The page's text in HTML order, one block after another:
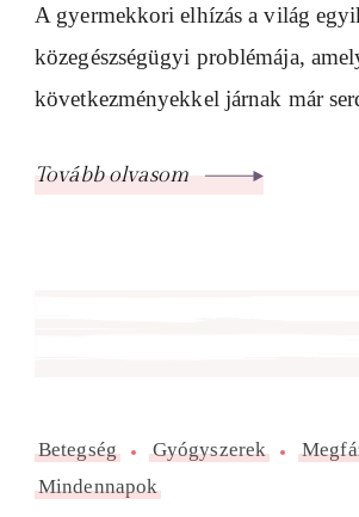
A gyermekkori elhízás a világ
közegészségügyi problémája,
következményekkel járnak már
Tovább olvasom
Betegség Gyógyszerek
Mindennapok